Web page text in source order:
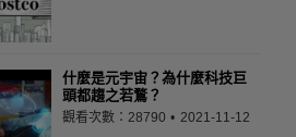
什麼是元宇宙？為什麼科技巨
頭都趨之若鶩？
觀看次數：28790 2021-11-12